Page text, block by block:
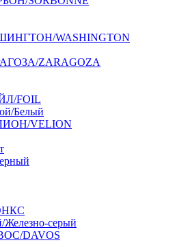
WASHINGTON
ZARAGOZA
FOIL
Белый
VELION
Железно-серый
DAVOS